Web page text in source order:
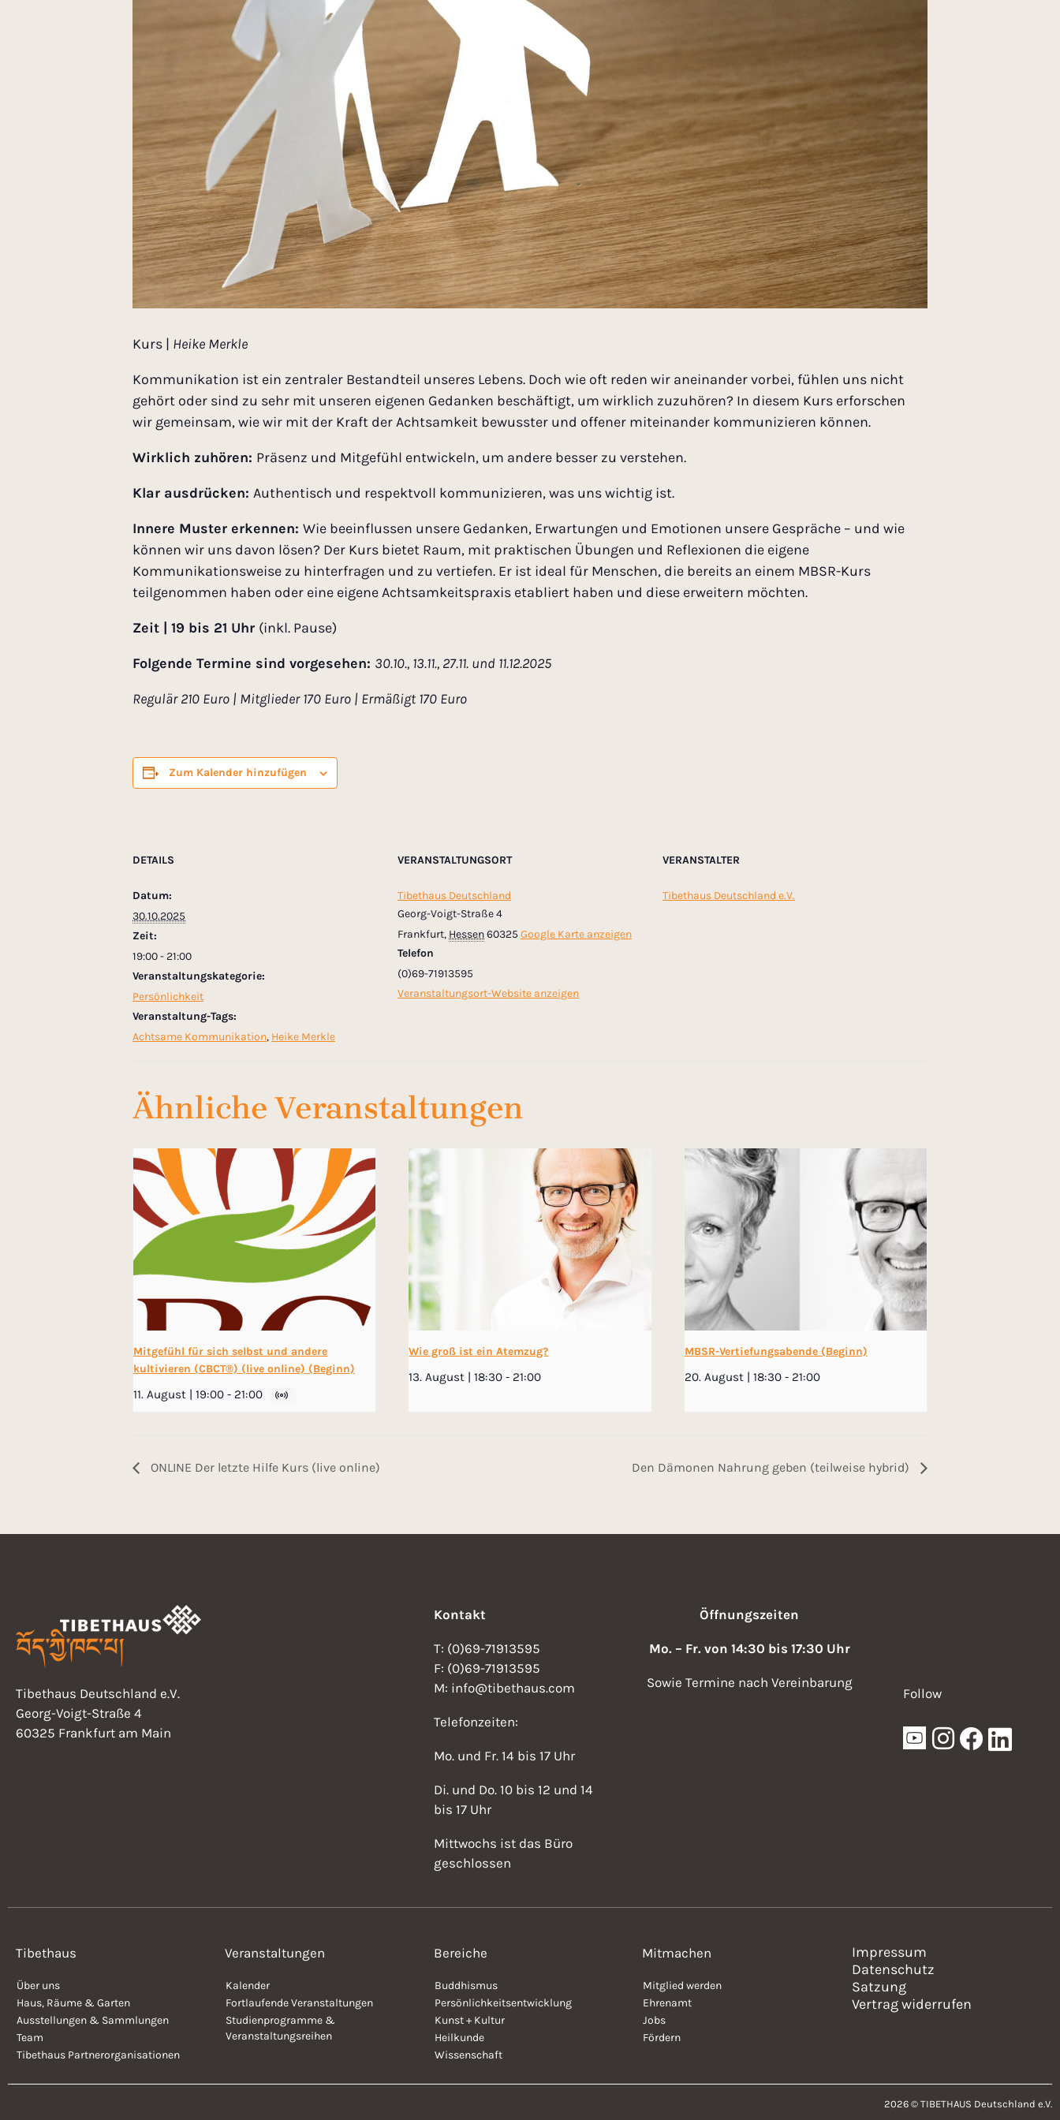
Kurs | Heike Merkle
Kommunikation ist ein zentraler Bestandteil unseres Lebens. Doch wie oft reden wir aneinander vorbei, fühlen uns nicht
gehört oder sind zu sehr mit unseren eigenen Gedanken beschäftigt, um wirklich zuzuhören? In diesem Kurs erforschen
wir gemeinsam, wie wir mit der Kraft der Achtsamkeit bewusster und offener miteinander kommunizieren können.
Wirklich zuhören: Präsenz und Mitgefühl entwickeln, um andere besser zu verstehen.
Klar ausdrücken: Authentisch und respektvoll kommunizieren, was uns wichtig ist.
Innere Muster erkennen: Wie beeinflussen unsere Gedanken, Erwartungen und Emotionen unsere Gespräche – und wie
können wir uns davon lösen? Der Kurs bietet Raum, mit praktischen Übungen und Reflexionen die eigene
Kommunikationsweise zu hinterfragen und zu vertiefen. Er ist ideal für Menschen, die bereits an einem MBSR-Kurs
teilgenommen haben oder eine eigene Achtsamkeitspraxis etabliert haben und diese erweitern möchten.
Zeit | 19 bis 21 Uhr (inkl. Pause)
Folgende Termine sind vorgesehen: 30.10., 13.11., 27.11. und 11.12.2025
Regulär 210 Euro | Mitglieder 170 Euro | Ermäßigt 170 Euro
Zum Kalender hinzufügen
DETAILS
Datum:
30.10.2025
Zeit:
19:00 - 21:00
Veranstaltungskategorie:
Persönlichkeit
Veranstaltung-Tags:
Achtsame Kommunikation, Heike Merkle
VERANSTALTUNGSORT
Tibethaus Deutschland
Georg-Voigt-Straße 4
Frankfurt,Hessen60325 Google Karte anzeigen
Telefon
(0)69-71913595
Veranstaltungsort-Website anzeigen
VERANSTALTER
Tibethaus Deutschland e.V.
Ähnliche Veranstaltungen
Mitgefühl für sich selbst und andere
kultivieren (CBCT®) (live online) (Beginn)
11. August | 19:00 - 21:00
Wie groß ist ein Atemzug?
13. August | 18:30 - 21:00
MBSR-Vertiefungsabende (Beginn)
20. August | 18:30 - 21:00
ONLINE Der letzte Hilfe Kurs (live online) Den Dämonen Nahrung geben (teilweise hybrid)
Tibethaus Deutschland e.V.
Georg-Voigt-Straße 4
60325 Frankfurt am Main
Kontakt
T: (0)69-71913595
F: (0)69-71913595
M: info@tibethaus.com
Telefonzeiten:
Mo. und Fr. 14 bis 17 Uhr
Di. und Do. 10 bis 12 und 14
bis 17 Uhr
Mittwochs ist das Büro
geschlossen
Öffnungszeiten
Mo. – Fr. von 14:30 bis 17:30 Uhr
Sowie Termine nach Vereinbarung
Follow
Tibethaus
Über uns
Haus, Räume & Garten
Ausstellungen & Sammlungen
Team
Tibethaus Partnerorganisationen
Veranstaltungen
Kalender
Fortlaufende Veranstaltungen
Studienprogramme &
Veranstaltungsreihen
Bereiche
Buddhismus
Persönlichkeitsentwicklung
Kunst + Kultur
Heilkunde
Wissenschaft
Mitmachen
Mitglied werden
Ehrenamt
Jobs
Fördern
Impressum
Datenschutz
Satzung
Vertrag widerrufen
2026 © TIBETHAUS Deutschland e.V.